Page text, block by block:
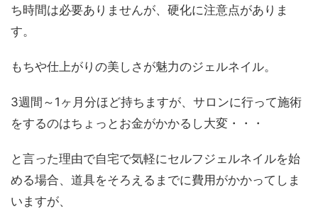
ち時間は必要ありませんが、硬化に注意点がありま
す。
もちや仕上がりの美しさが魅力のジェルネイル。
3週間～1ヶ月分ほど持ちますが、サロンに行って施術
をするのはちょっとお金がかかるし大変・・・
と言った理由で自宅で気軽にセルフジェルネイルを始
める場合、道具をそろえるまでに費用がかかってしま
いますが、